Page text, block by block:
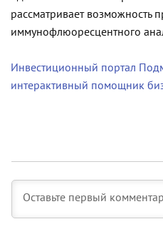
рассматривает возможность
иммунофлюоресцентного
Инвестиционный портал
интерактивный помощник